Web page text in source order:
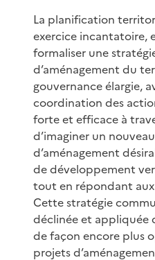
La planification
exercice incantatoire,
formaliser une
d’aménagement du
gouvernance élargie,
coordination des
forte et efficace à
d’imaginer un
d’aménagement
de développement
tout en répondant
Cette stratégie
déclinée et appliquée
de façon encore plus
projets